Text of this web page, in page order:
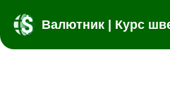
Валютник | Курс